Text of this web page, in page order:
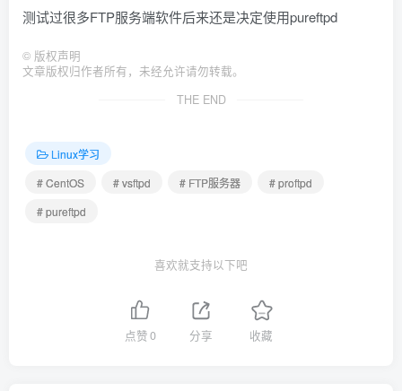
测试过很多FTP服务端软件后来还是决定使用pureftpd
© 版权声明
文章版权归作者所有，未经允许请勿转载。
THE END
Linux学习
# CentOS
# vsftpd # FTP服务器
# proftpd
# pureftpd
喜欢就支持以下吧
点赞0 分享 收藏